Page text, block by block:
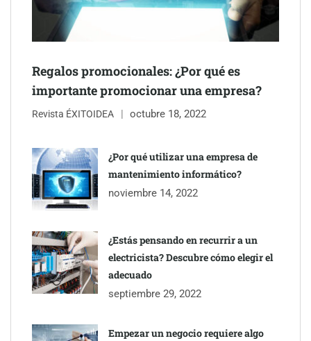
NOVA: innovación y diseño que transforman espacios de la
mano de Tormo Franquicias
Regalos promocionales: ¿Por qué es
importante promocionar una empresa?
Revista ÉXITOIDEA octubre 18, 2022
¿Por qué utilizar una empresa de
mantenimiento informático?
noviembre 14, 2022
¿Estás pensando en recurrir a un
electricista? Descubre cómo elegir el
adecuado
septiembre 29, 2022
Empezar un negocio requiere algo